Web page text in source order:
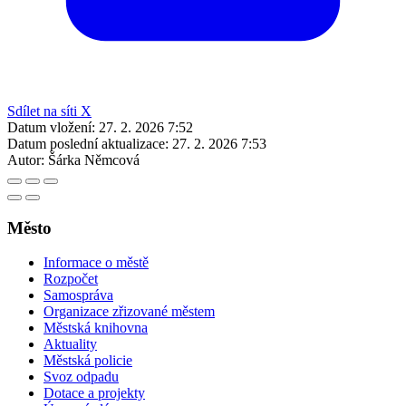
Sdílet na síti X
Datum vložení: 27. 2. 2026 7:52
Datum poslední aktualizace: 27. 2. 2026 7:53
Autor: Šárka Němcová
Město
Informace o městě
Rozpočet
Samospráva
Organizace zřizované městem
Městská knihovna
Aktuality
Městská policie
Svoz odpadu
Dotace a projekty